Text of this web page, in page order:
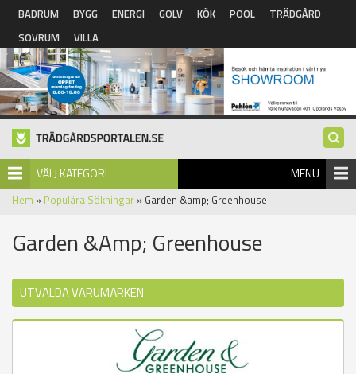
Hoppa till huvudinnehåll
BADRUM BYGG ENERGI GOLV KÖK POOL
TRÄDGÅRD
SOVRUM
VILLA
VÄLJ KATEGORI MENU
Hem » Populära Sökningar » Garden &amp; Greenhouse
Garden &amp; Greenhouse
UTVALDA VARUMÄRKEN